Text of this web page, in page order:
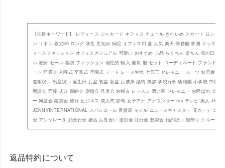
【注目キーワード】 レディース ジャカード オフィス チュール きれいめ スカート ロング
ン リボン 着丈86 ロング 学生 丈短め 病院 オフィス用 夏 人気 楽天 事務服 事務 キッズ
ィースファッション オフィスカジュアル 可愛い おすすめ 上品 らくちん 楽ちん 母の日 子
ル 激安 セール 福袋 ファッション 個性的 輸入 服装 服 セット コーディネート ブランド
ート 同窓会 入園式 卒業式 卒園式 デート レース生地 七五三 セレモニー スーツ お宮参り
進学祝い 出産祝い 誕生日 お盆 初盆 新盆 お彼岸 結納 挨拶 学校行事 幼稚園 小学校 中学
懇談会 面接 式典 親睦会 謝恩会 発表会 お稽古 レッスン 習い事 セレモニー お呼ばれ 会食
ー 同窓会 鑑賞会 旅行 ビジネス 成人式 節句 女子アナ アナウンサー tbs テレビ 美人
JENNYINTERNATIONAL スパンコール 百貨店 モデル ニュースキャスター 花カーデ ゴー
ゼ アシヤレーヌ 顔合わせ 婚活 お見合い 送別会 壮行会 懇親会 婚約祝い 里帰り クルーズ
返品特約について